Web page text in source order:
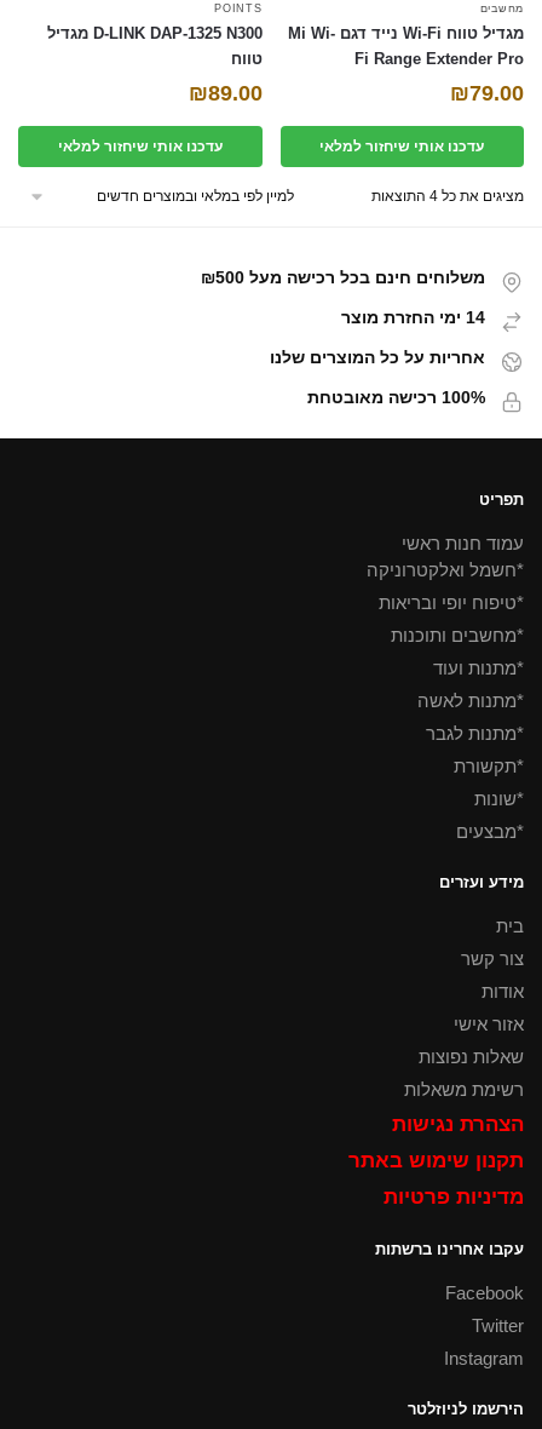
מחשבים
מגדיל טווח Wi-Fi נייד דגם Mi Wi-
Fi Range Extender Pro
₪79.00
עדכנו אותי שיחזור למלאי
POINTS
D-LINK DAP-1325 N300 מגדיל
טווח
₪89.00
עדכנו אותי שיחזור למלאי
מציגים את כל ⁦4⁩ התוצאות
משלוחים חינם בכל רכישה מעל ₪500
14 ימי החזרת מוצר
אחריות על כל המוצרים שלנו
100% רכישה מאובטחת
תפריט
עמוד חנות ראשי
*חשמל ואלקטרוניקה
*טיפוח יופי ובריאות
*מחשבים ותוכנות
*מתנות ועוד
*מתנות לאשה
*מתנות לגבר
*תקשורת
*שונות
*מבצעים
מידע ועזרים
בית
צור קשר
אודות
אזור אישי
שאלות נפוצות
רשימת משאלות
הצהרת נגישות
תקנון שימוש באתר
מדיניות פרטיות
עקבו אחרינו ברשתות
Facebook
Twitter
Instagram
הירשמו לניוזלטר